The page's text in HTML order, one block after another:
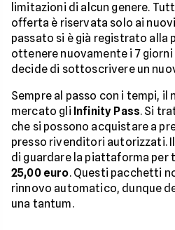
limitazioni di alcun genere.
offerta è riservata solo ai
passato si è già registrato alla
ottenere nuovamente i 7
decide di sottoscrivere un
Sempre al passo con i tempi, il
mercato gli Infinity Pass. Si
che si possono acquistare a
presso rivenditori autorizzati.
di guardare la piattaforma per
25,00 euro. Questi pacchetti
rinnovo automatico, dunque
una tantum.